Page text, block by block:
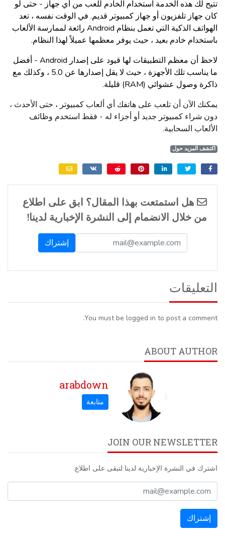
تتيح لك هذه الخدمة استخدام الخادم للعب من أي جهاز - حتى لو
كان جهاز تلفزيون أو جهاز كمبيوتر قديم. في الوقت نفسه ، تعد
الهواتف الذكية التي تعمل بنظام Android رائعة لممارسة الألعاب
باستخدام خادم بعيد ، حيث يوفر معظمها عميلاً لهذا النظام.
لاحظ أن معظم التطبيقات لها قيود على إصدار Android - أفضل
ما يناسب تلك الأجهزة ، حيث لا يقل إصدارها عن 5.0 ، وكذلك مع
ذاكرة وصول عشوائي (RAM) قليلة.
يمكنك الآن أن تلعب على هاتفك أي ألعاب كمبيوتر ، حتى الأحدث ،
دون شراء كمبيوتر جديد أو أجزاء له - فقط استخدم وظائف
الألعاب السحابية.
اكتشف المزيد حول
هل استمتعت بهذا المقال؟ ابق على اطلاع
من خلال الانضمام إلى النشرة الإخبارية لدينا!
التعليقات
You must be logged in to post a comment.
ABOUT AUTHOR
arabdown
JOIN OUR NEWSLETTER
اشترك في النشرة الإخبارية لدينا لتبقى على اطلاع.